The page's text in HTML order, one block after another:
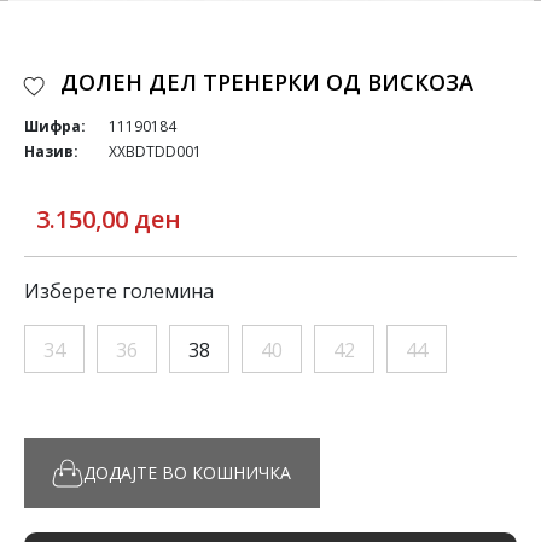
ДОЛЕН ДЕЛ ТРЕНЕРКИ ОД ВИСКОЗА
Шифра:
11190184
Назив:
XXBDTDD001
3.150,00 ден
Изберете големина
34 36 38 40 42 44
ДОДАЈТЕ ВО КОШНИЧКА